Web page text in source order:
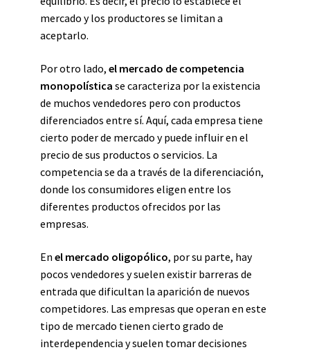
mercado y los productores se limitan a
aceptarlo.
Por otro lado, el mercado de competencia
monopolística se caracteriza por la existencia
de muchos vendedores pero con productos
diferenciados entre sí. Aquí, cada empresa tiene
cierto poder de mercado y puede influir en el
precio de sus productos o servicios. La
competencia se da a través de la diferenciación,
donde los consumidores eligen entre los
diferentes productos ofrecidos por las
empresas.
En el mercado oligopólico, por su parte, hay
pocos vendedores y suelen existir barreras de
entrada que dificultan la aparición de nuevos
competidores. Las empresas que operan en este
tipo de mercado tienen cierto grado de
interdependencia y suelen tomar decisiones